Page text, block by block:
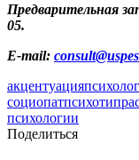
Предварительная
05.
E-mail:
акцентуация
социопатпсихотип
психологии
Поделиться